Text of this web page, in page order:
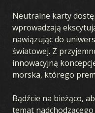
Neutralne karty
wprowadzają
nawiązując do
światowej. Z
innowacyjną
morska, którego
Bądźcie na bieżąco,
temat